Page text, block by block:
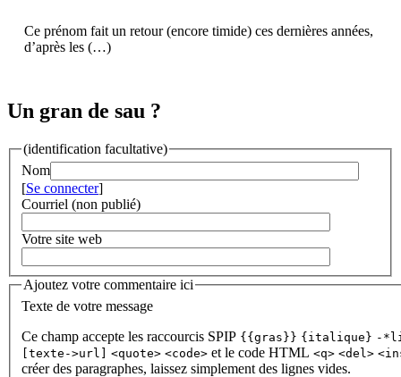
Ce prénom fait un retour (encore timide) ces dernières années,
d’après les (…)
Un gran de sau ?
(identification facultative)
Nom
[Se connecter]
Courriel (non publié)
Votre site web
Ajoutez votre commentaire ici
Texte de votre message
Ce champ accepte les raccourcis SPIP {{gras}} {italique} -
[texte->url] <quote> <code> et le code HTML <q> <del>
créer des paragraphes, laissez simplement des lignes vides.